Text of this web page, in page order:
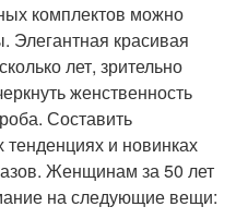
комплектов можно
Элегантная красивая
лет, зрительно
женственность
Составить
тенденциях и новинках
Женщинам за 50 лет
на следующие вещи: